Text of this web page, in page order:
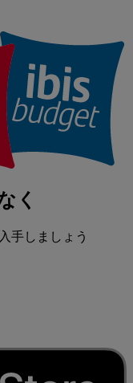
く
手しましょう